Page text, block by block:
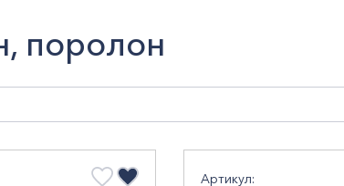
поролон
Артикул: